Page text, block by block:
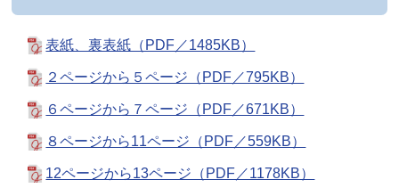
表紙、裏表紙（PDF／1485KB）
２ページから５ページ（PDF／795KB）
６ページから７ページ（PDF／671KB）
８ページから11ページ（PDF／559KB）
12ページから13ページ（PDF／1178KB）